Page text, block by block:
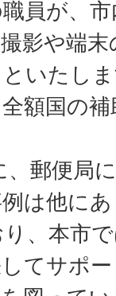
員が、
影や端
いたし
額国の
郵便局
は他に
、本市
てサポ